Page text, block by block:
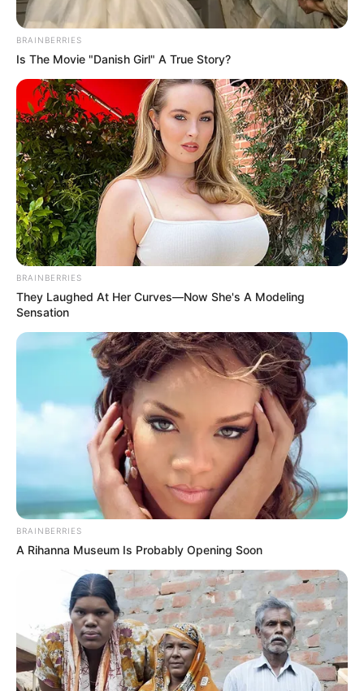
BRAINBERRIES
Is The Movie "Danish Girl" A True Story?
BRAINBERRIES
They Laughed At Her Curves—Now She's A Modeling
Sensation
BRAINBERRIES
A Rihanna Museum Is Probably Opening Soon